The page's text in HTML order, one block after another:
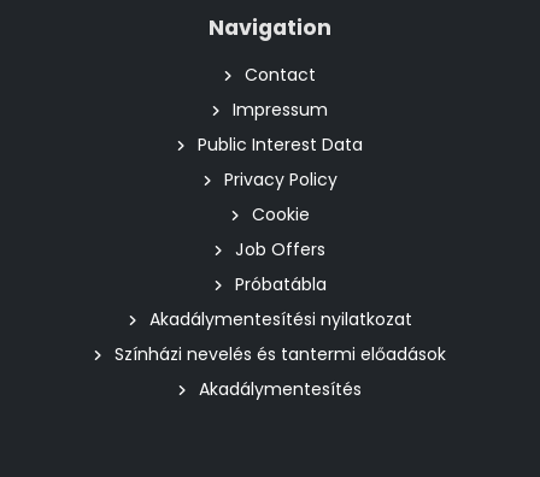
Navigation
Contact
Impressum
Public Interest Data
Privacy Policy
Cookie
Job Offers
Próbatábla
Akadálymentesítési nyilatkozat
Színházi nevelés és tantermi előadások
Akadálymentesítés